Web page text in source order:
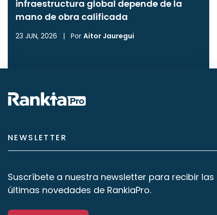
infraestructura global depende de la
mano de obra calificada
23 JUN, 2026 | Por Aitor Jauregui
NEWSLETTER
Suscríbete a nuestra newsletter para recibir las
últimas novedades de RankiaPro.